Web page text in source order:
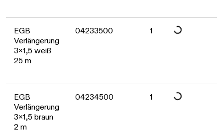
EGB
Verlängerung
3x1,5 weiß
25 m
04233500 1 Daten werden
EGB
Verlängerung
3x1,5 braun
2 m
04234500 1 Daten werden